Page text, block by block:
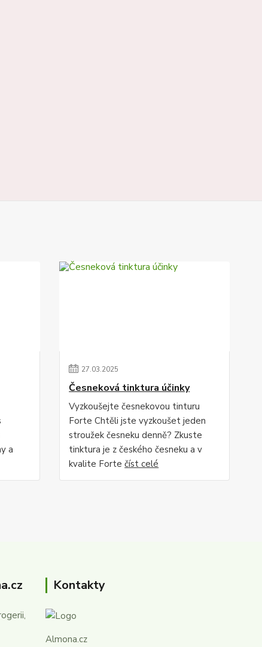
a
27.03.2025
Česneková tinktura účinky
Vyzkoušejte česnekovou tinturu
Forte Chtěli jste vyzkoušet jeden
stroužek česneku denně? Zkuste
tinktura je z českého česneku a v
kvalite Fortečíst celé
Kontakty
Almona.cz